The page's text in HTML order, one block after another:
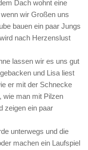
Dach wohnt eine
wir Großen uns
bauen ein paar Jungs
nach Herzenslust
lassen wir es uns gut
und Lisa liest
er mit der Schnecke
wie man mit Pilzen
zeigen ein paar
unterwegs und die
machen ein Laufspiel